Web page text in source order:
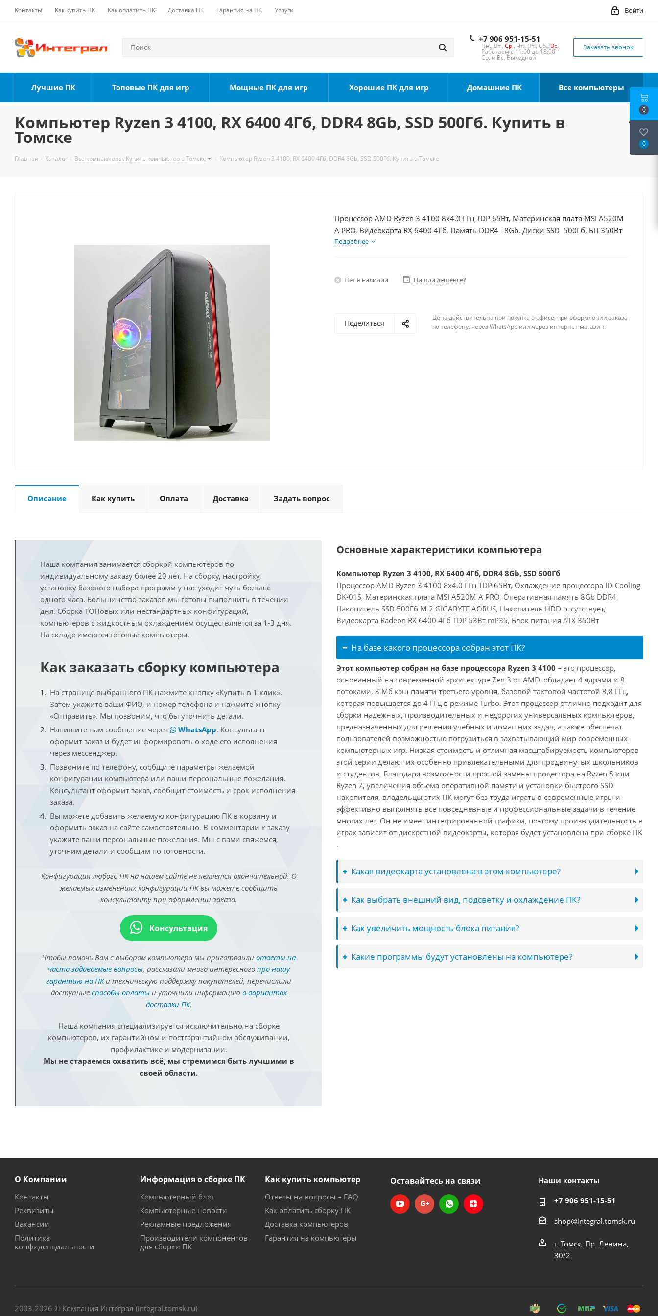
Контакты Как купить ПК Как оплатить ПК Доставка ПК Гарантия на ПК Услуги Войти
+7 906 951-15-51
Пн., Вт., Ср., Чт., Пт., Сб., Вс.
Работаем с 11:00 до 18:00
Ср. и Вс. Выходной
Заказать звонок
Лучшие ПК Топовые ПК для игр Мощные ПК для игр Хорошие ПК для игр Домашние ПК Все компьютеры
Компьютер Ryzen 3 4100, RX 6400 4Гб, DDR4 8Gb, SSD 500Гб. Купить в
Томске
Главная - Каталог - Все компьютеры. Купить компьютер в Томске - Компьютер Ryzen 3 4100, RX 6400 4Гб, DDR4 8Gb, SSD 500Гб. Купить в Томске
Процессор AMD Ryzen 3 4100 8x4.0 ГГц TDP 65Вт, Материнская плата MSI A520M
A PRO, Видеокарта RX 6400 4Гб, Память DDR4 8Gb, Диски SSD 500Гб, БП 350Вт
Подробнее
Нет в наличии Нашли дешевле?
Поделиться
Цена действительна при покупке в офисе, при оформлении заказа
по телефону, через WhatsApp или через интернет-магазин.
Описание Как купить Оплата Доставка Задать вопрос
Наша компания занимается сборкой компьютеров по
индивидуальному заказу более 20 лет. На сборку, настройку,
установку базового набора программ у нас уходит чуть больше
одного часа. Большинство заказов мы готовы выполнить в течении
дня. Сборка ТОПовых или нестандартных конфигураций,
компьютеров с жидкостным охлаждением осуществляется за 1-3 дня.
На складе имеются готовые компьютеры.
Как заказать сборку компьютера
На странице выбранного ПК нажмите кнопку «Купить в 1 клик».
Затем укажите ваши ФИО, и номер телефона и нажмите кнопку
«Отправить». Мы позвоним, что бы уточнить детали.
Напишите нам сообщение через
WhatsApp. Консультант
оформит заказ и будет информировать о ходе его исполнения
через мессенджер.
Позвоните по телефону, сообщите параметры желаемой
конфигурации компьютера или ваши персональные пожелания.
Консультант оформит заказ, сообщит стоимость и срок исполнения
заказа.
Вы можете добавить желаемую конфигурацию ПК в корзину и
оформить заказ на сайте самостоятельно. В комментарии к заказу
укажите ваши персональные пожелания. Мы с вами свяжемся,
уточним детали и сообщим по готовности.
Конфигурация любого ПК на нашем сайте не является окончательной. О
желаемых изменениях конфигурации ПК вы можете сообщить
консультанту при оформлении заказа.
Консультация
Чтобы помочь Вам с выбором компьютера мы приготовили ответы на
часто задаваемые вопросы, рассказали много интересного про нашу
гарантию на ПКи техническую поддержку покупателей, перечислили
доступные способы оплатыи уточнили информацию о вариантах
доставки ПК.
Наша компания специализируется исключительно на сборке
компьютеров, их гарантийном и постгарантийном обслуживании,
профилактике и модернизации.
Мы не стараемся охватить всё, мы стремимся быть лучшими в
своей области.
Основные характеристики компьютера
Компьютер Ryzen 3 4100, RX 6400 4Гб, DDR4 8Gb, SSD 500Гб
Процессор AMD Ryzen 3 4100 8x4.0 ГГц TDP 65Вт, Охлаждение процессора ID-Cooling
DK-01S, Материнская плата MSI A520M A PRO, Оперативная память 8Gb DDR4,
Накопитель SSD 500Гб M.2 GIGABYTE AORUS, Накопитель HDD отсутствует,
Видеокарта Radeon RX 6400 4Гб TDP 53Вт mP35, Блок питания ATX 350Вт
На базе какого процессора собран этот ПК?
Этот компьютер собран на базе процессора Ryzen 3 4100 – это процессор,
основанный на современной архитектуре Zen 3 от AMD, обладает 4 ядрами и 8
потоками, 8 Мб кэш-памяти третьего уровня, базовой тактовой частотой 3,8 ГГц,
которая повышается до 4 ГГц в режиме Turbo. Этот процессор отлично подходит для
сборки надежных, производительных и недорогих универсальных компьютеров,
предназначенных для решения учебных и домашних задач, а также обеспечат
пользователей возможностью погрузиться в захватывающий мир современных
компьютерных игр. Низкая стоимость и отличная масштабируемость компьютеров
этой серии делают их особенно привлекательными для продвинутых школьников
и студентов. Благодаря возможности простой замены процессора на Ryzen 5 или
Ryzen 7, увеличения объема оперативной памяти и установки быстрого SSD
накопителя, владельцы этих ПК могут без труда играть в современные игры и
эффективно выполнять все повседневные и профессиональные задачи в течение
многих лет. Он не имеет интегрированной графики, поэтому производительность в
играх зависит от дискретной видеокарты, которая будет установлена при сборке ПК
.
Какая видеокарта установлена в этом компьютере?
Как выбрать внешний вид, подсветку и охлаждение ПК?
Как увеличить мощность блока питания?
Какие программы будут установлены на компьютере?
О Компании
Контакты
Реквизиты
Вакансии
Политика
конфиденциальности
Информация о сборке ПК
Компьютерный блог
Компьютерные новости
Рекламные предложения
Производители компонентов
для сборки ПК
Как купить компьютер
Ответы на вопросы – FAQ
Как оплатить сборку ПК
Доставка компьютеров
Гарантия на компьютеры
Оставайтесь на связи Наши контакты
+7 906 951-15-51
shop@integral.tomsk.ru
г. Томск, Пр. Ленина,
30/2
2003-2026 © Компания Интеграл (integral.tomsk.ru)
0
0